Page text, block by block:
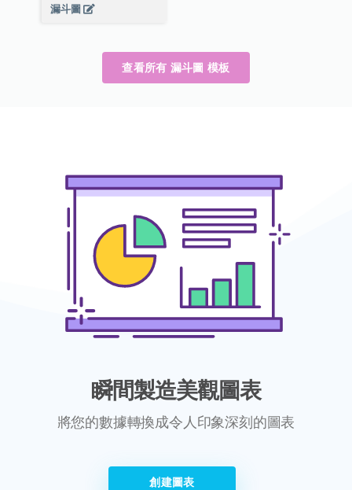
漏斗圖
查看所有 漏斗圖 模板
瞬間製造美觀圖表
將您的數據轉換成令人印象深刻的圖表
創建圖表